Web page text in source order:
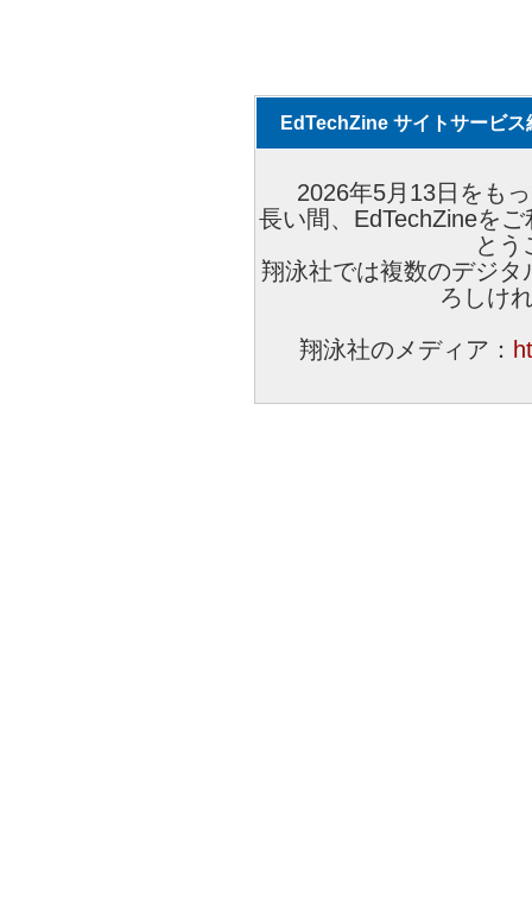
EdTechZine サイトサービス
2026年5月13日をも
長い間、EdTechZineを
とう
翔泳社では複数のデジ
ろしけ
翔泳社のメディア：